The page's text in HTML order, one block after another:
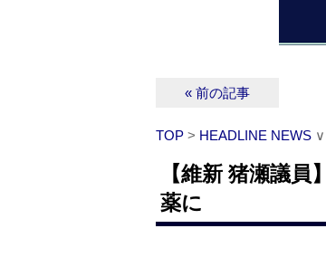
« 前の記事
TOP > HEADLINE NEWS ∨
【維新 猪瀬議
薬に